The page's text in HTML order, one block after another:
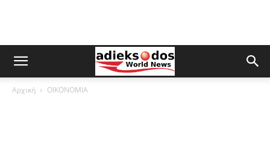
Αρχική ΟΙΚΟΝΟΜΙΑ